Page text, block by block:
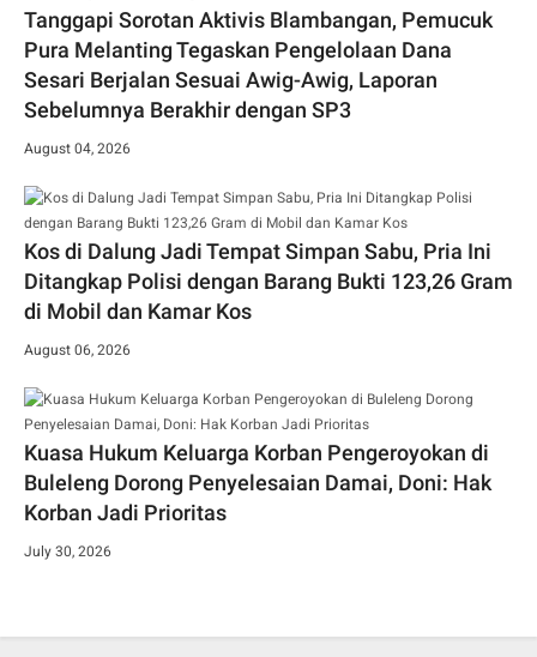
Tanggapi Sorotan Aktivis Blambangan, Pemucuk
Pura Melanting Tegaskan Pengelolaan Dana
Sesari Berjalan Sesuai Awig-Awig, Laporan
Sebelumnya Berakhir dengan SP3
August 04, 2026
Kos di Dalung Jadi Tempat Simpan Sabu, Pria Ini
Ditangkap Polisi dengan Barang Bukti 123,26 Gram
di Mobil dan Kamar Kos
August 06, 2026
Kuasa Hukum Keluarga Korban Pengeroyokan di
Buleleng Dorong Penyelesaian Damai, Doni: Hak
Korban Jadi Prioritas
July 30, 2026